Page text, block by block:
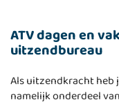
ATV dagen en
uitzendbureau
Als uitzendkracht heb
namelijk onderdeel